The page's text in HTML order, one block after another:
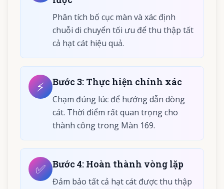
Phân tích bố cục màn và xác định
chuỗi di chuyển tối ưu để thu thập tất
cả hạt cát hiệu quả.
⚡ Bước 3: Thực hiện chính xác
Chạm đúng lúc để hướng dẫn dòng
cát. Thời điểm rất quan trọng cho
thành công trong Màn 169.
✅ Bước 4: Hoàn thành vòng lặp
Đảm bảo tất cả hạt cát được thu thập